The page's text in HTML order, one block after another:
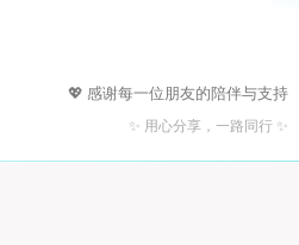
💖 感谢每一位朋友的陪伴与支持
✨ 用心分享，一路同行 ✨